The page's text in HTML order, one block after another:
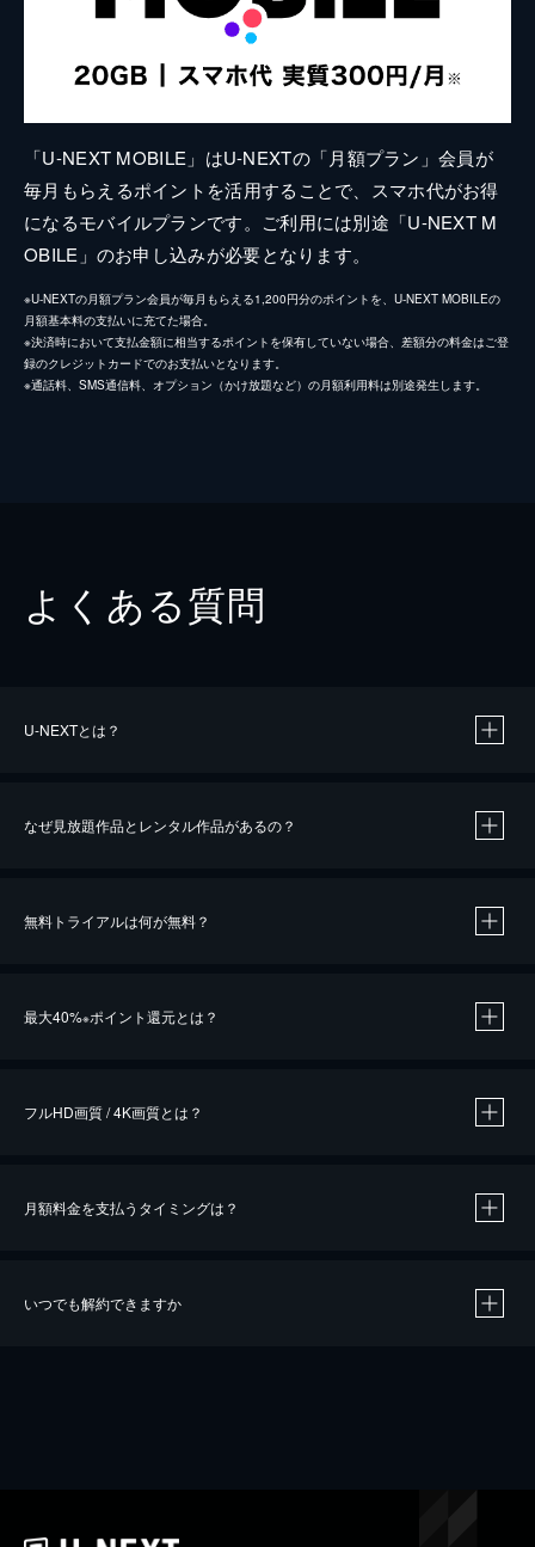
「U-NEXT MOBILE」はU-NEXTの「月額プラン」会員が
毎月もらえるポイントを活用することで、スマホ代がお得
になるモバイルプランです。ご利用には別途「U-NEXT M
OBILE」のお申し込みが必要となります。
※U-NEXTの月額プラン会員が毎月もらえる1,200円分のポイントを、U-NEXT MOBILEの
月額基本料の支払いに充てた場合。
※決済時において支払金額に相当するポイントを保有していない場合、差額分の料金はご登
録のクレジットカードでのお支払いとなります。
※通話料、SMS通信料、オプション（かけ放題など）の月額利用料は別途発生します。
よくある質問
U-NEXTとは？
なぜ見放題作品とレンタル作品があるの？
無料トライアルは何が無料？
最大40%※ポイント還元とは？
※40％ポイント還元の対象は、クレジットカード決済による作品の購入 / レンタルです。
iOSアプリのUコイン決済による作品の購入 / レンタルは、20％のポイント還元です。
フルHD画質 / 4K画質とは？
月額料金を支払うタイミングは？
いつでも解約できますか